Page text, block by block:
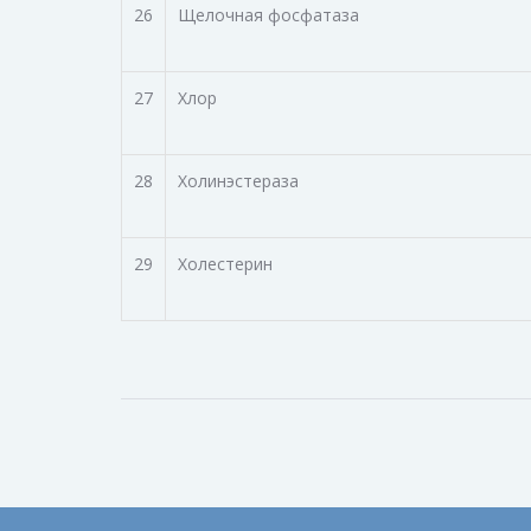
26 Щелочная фосфатаза
27 Хлор
28 Холинэстераза
29 Холестерин